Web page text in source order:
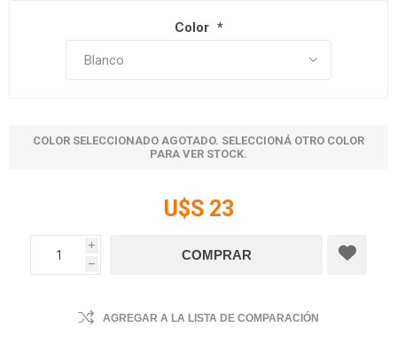
Color *
COLOR SELECCIONADO AGOTADO. SELECCIONÁ OTRO COLOR
PARA VER STOCK.
U$S 23
i
h
AGREGAR A LA LISTA DE COMPARACIÓN